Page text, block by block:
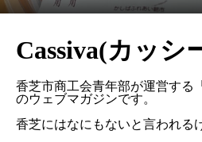
Cassiva(カッシ
香芝市商工会青年部が運営する
のウェブマガジンです。
香芝にはなにもないと言われる